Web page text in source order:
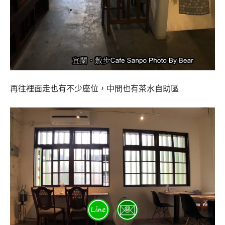
再往裡面走也有不少座位，中間也有茶水自助區